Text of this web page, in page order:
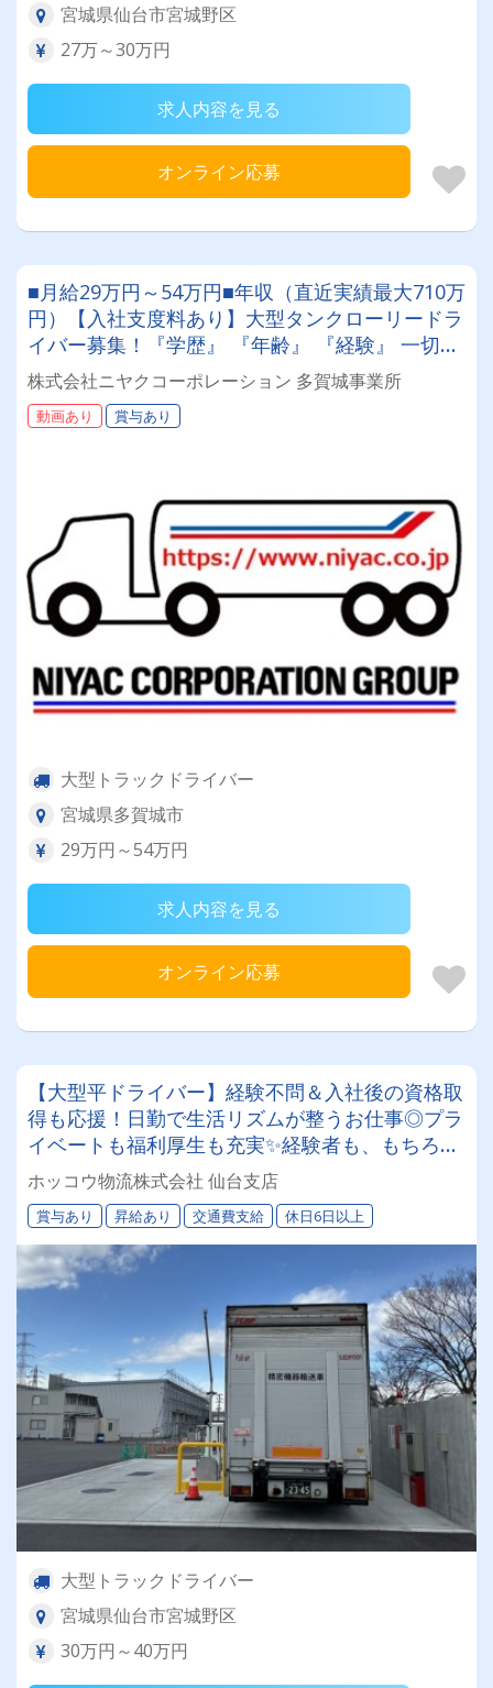
宮城県仙台市宮城野区
27万～30万円
求人内容を見る
オンライン応募
■月給29万円～54万円■年収（直近実績最大710万
円）【入社支度料あり】大型タンクローリードラ
イバー募集！『学歴』 『年齢』 『経験』 一切不
問◎男女問わず活躍できる環境です。
株式会社ニヤクコーポレーション 多賀城事業所
動画あり 賞与あり
大型トラックドライバー
宮城県多賀城市
29万円～54万円
求人内容を見る
オンライン応募
【大型平ドライバー】経験不問＆入社後の資格取
得も応援！日勤で生活リズムが整うお仕事◎プラ
イベートも福利厚生も充実✨経験者も、もちろん
しっかり評価します！
ホッコウ物流株式会社 仙台支店
賞与あり 昇給あり 交通費支給 休日6日以上
大型トラックドライバー
宮城県仙台市宮城野区
30万円～40万円